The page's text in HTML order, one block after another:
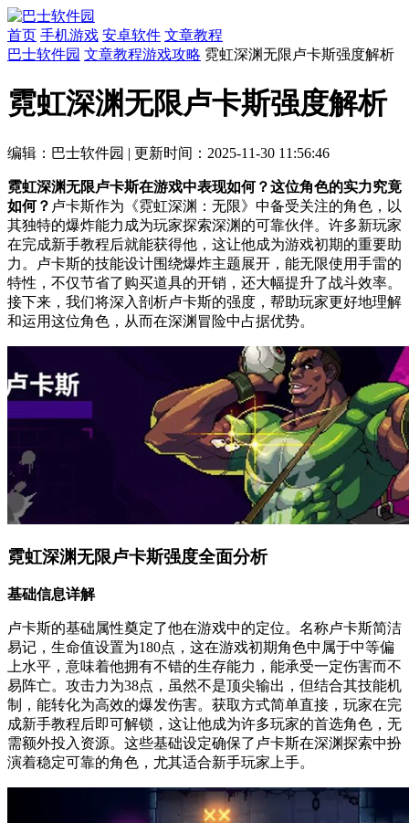
首页 手机游戏 安卓软件 文章教程
巴士软件园 文章教程游戏攻略 霓虹深渊无限卢卡斯强度解析
霓虹深渊无限卢卡斯强度解析
编辑：巴士软件园 | 更新时间：2025-11-30 11:56:46
霓虹深渊无限卢卡斯在游戏中表现如何？这位角色的实力究竟
如何？ 卢卡斯作为《霓虹深渊：无限》中备受关注的角色，以
其独特的爆炸能力成为玩家探索深渊的可靠伙伴。许多新玩家
在完成新手教程后就能获得他，这让他成为游戏初期的重要助
力。卢卡斯的技能设计围绕爆炸主题展开，能无限使用手雷的
特性，不仅节省了购买道具的开销，还大幅提升了战斗效率。
接下来，我们将深入剖析卢卡斯的强度，帮助玩家更好地理解
和运用这位角色，从而在深渊冒险中占据优势。
霓虹深渊无限卢卡斯强度全面分析
基础信息详解
卢卡斯的基础属性奠定了他在游戏中的定位。名称卢卡斯简洁
易记，生命值设置为180点，这在游戏初期角色中属于中等偏
上水平，意味着他拥有不错的生存能力，能承受一定伤害而不
易阵亡。攻击力为38点，虽然不是顶尖输出，但结合其技能机
制，能转化为高效的爆发伤害。获取方式简单直接，玩家在完
成新手教程后即可解锁，这让他成为许多玩家的首选角色，无
需额外投入资源。这些基础设定确保了卢卡斯在深渊探索中扮
演着稳定可靠的角色，尤其适合新手玩家上手。